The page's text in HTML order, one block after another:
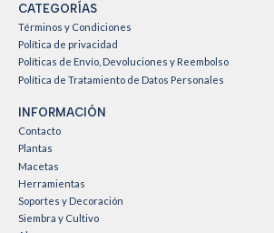
CATEGORÍAS
Términos y Condiciones
Política de privacidad
Políticas de Envío, Devoluciones y Reembolso
Política de Tratamiento de Datos Personales
INFORMACIÓN
Contacto
Plantas
Macetas
Herramientas
Soportes y Decoración
Siembra y Cultivo